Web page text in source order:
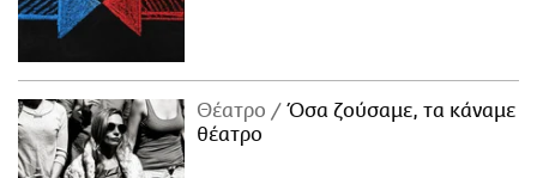
Θέατρο
Όσα ζούσαμε, τα κάναμε
θέατρο